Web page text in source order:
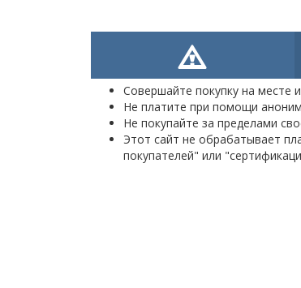
Совершайте покупку на
Не платите при помощи
Не покупайте за пределами
Этот сайт не обрабатывает
покупателей" или